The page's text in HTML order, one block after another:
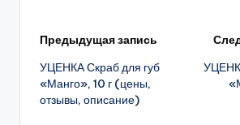
Навигация
записи
Предыдущая запись
УЦЕНКА Скраб для губ
«Манго», 10 г (цены,
отзывы, описание)